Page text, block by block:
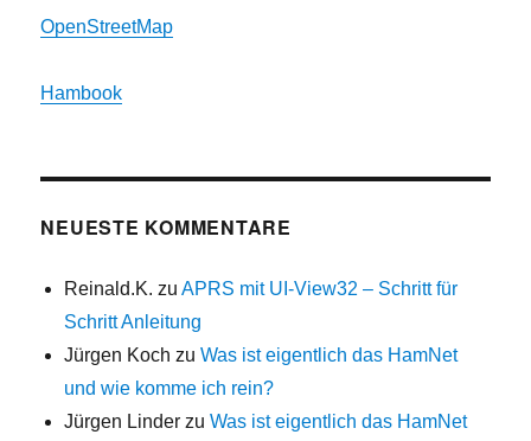
OpenStreetMap
Hambook
NEUESTE KOMMENTARE
Reinald.K. zuAPRS mit UI-View32 – Schritt für
Schritt Anleitung
Jürgen Koch zuWas ist eigentlich das HamNet
und wie komme ich rein?
Jürgen Linder zuWas ist eigentlich das HamNet